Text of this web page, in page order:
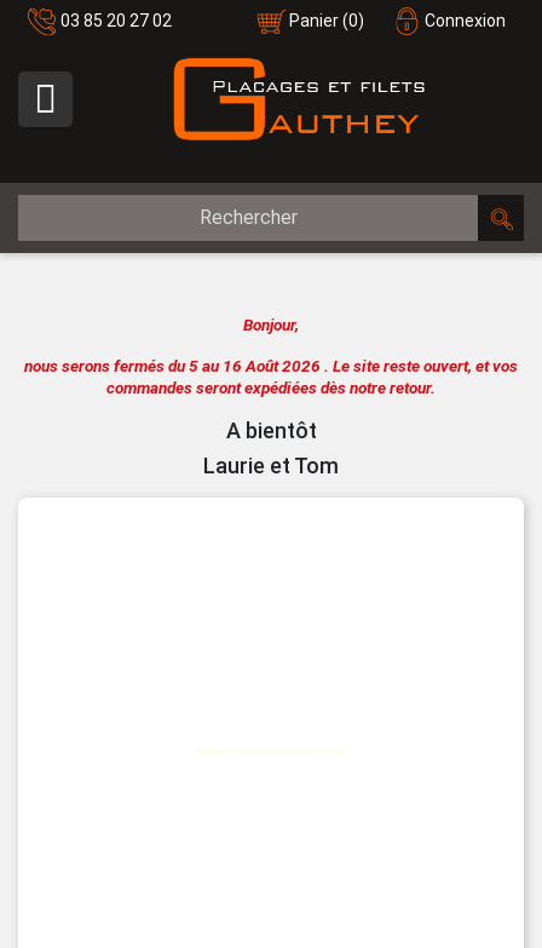
03 85 20 27 02 Connexion
Panier(0)

Bonjour,
nous serons fermés du 5 au 16 Août 2026 . Le site reste ouvert, et vos
commandes seront expédiées dès notre retour.
A bientôt
Laurie et Tom